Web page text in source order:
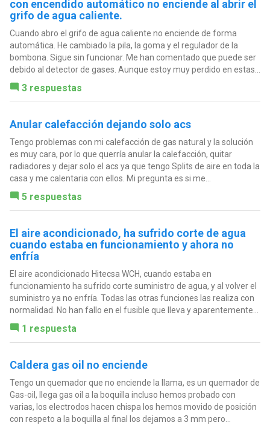
con encendido automático no enciende al abrir el
grifo de agua caliente.
Cuando abro el grifo de agua caliente no enciende de forma
automática. He cambiado la pila, la goma y el regulador de la
bombona. Sigue sin funcionar. Me han comentado que puede ser
debido al detector de gases. Aunque estoy muy perdido en estas...
3 respuestas
Anular calefacción dejando solo acs
Tengo problemas con mi calefacción de gas natural y la solución
es muy cara, por lo que querría anular la calefacción, quitar
radiadores y dejar solo el acs ya que tengo Splits de aire en toda la
casa y me calentaria con ellos. Mi pregunta es si me...
5 respuestas
El aire acondicionado, ha sufrido corte de agua
cuando estaba en funcionamiento y ahora no
enfría
El aire acondicionado Hitecsa WCH, cuando estaba en
funcionamiento ha sufrido corte suministro de agua, y al volver el
suministro ya no enfría. Todas las otras funciones las realiza con
normalidad. No han fallo en el fusible que lleva y aparentemente...
1 respuesta
Caldera gas oil no enciende
Tengo un quemador que no enciende la llama, es un quemador de
Gas-oil, llega gas oil a la boquilla incluso hemos probado con
varias, los electrodos hacen chispa los hemos movido de posición
con respeto a la boquilla al final los dejamos a 3 mm pero...